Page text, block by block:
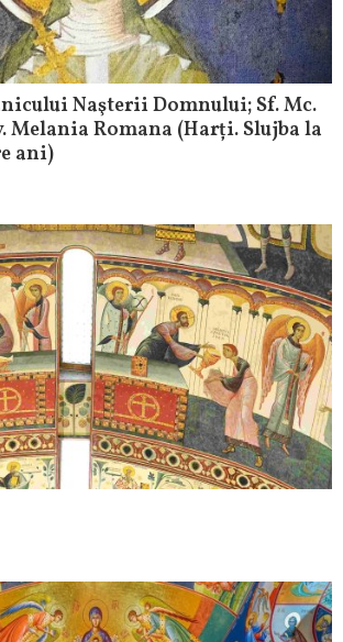
Naşterii Domnului; Sf. Mc.
Melania Romana (Harți. Slujba la
ani)